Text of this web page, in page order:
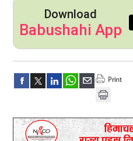
Download
Babushahi App